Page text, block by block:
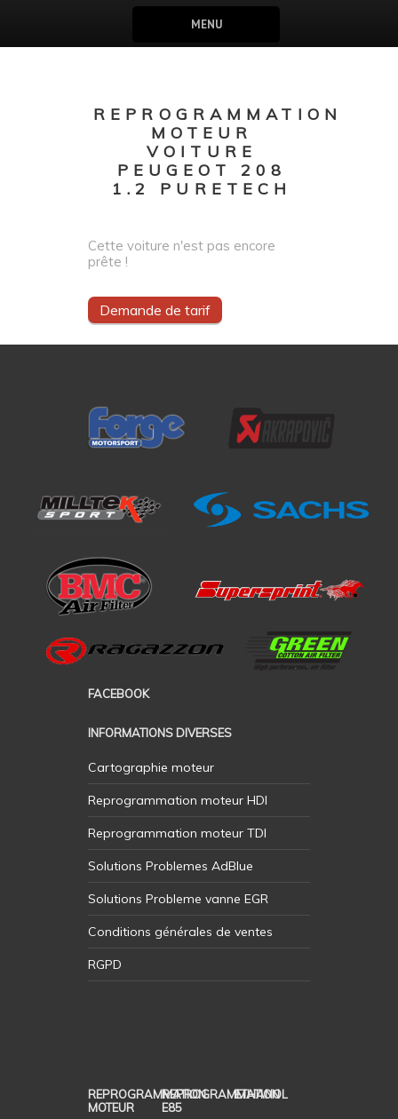
MENU
REPROGRAMMATION
MOTEUR
VOITURE
PEUGEOT 208
1.2 PURETECH
Cette voiture n'est pas encore
prête !
Demande de tarif
FACEBOOK
INFORMATIONS DIVERSES
Cartographie moteur
Reprogrammation moteur HDI
Reprogrammation moteur TDI
Solutions Problemes AdBlue
Solutions Probleme vanne EGR
Conditions générales de ventes
RGPD
REPROGRAMMATION
MOTEUR
REPROGRAMMATION
E85
ETHANOL